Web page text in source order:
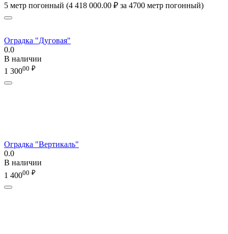
5 метр погонный (4 418 000.00 ₽ за 4700 метр погонный)
Оградка "Дуговая"
0.0
В наличии
1 30000 ₽
Оградка "Вертикаль"
0.0
В наличии
1 40000 ₽